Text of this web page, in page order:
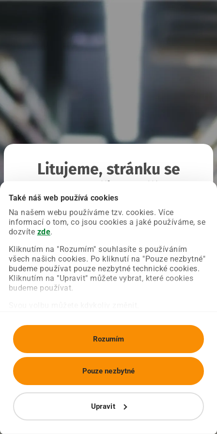
Také náš web používá cookies
Na našem webu používáme tzv. cookies. Více
informací o tom, co jsou cookies a jaké používáme, se
dozvíte zde.
Kliknutím na "Rozumím" souhlasíte s používáním
všech našich cookies. Po kliknutí na "Pouze nezbytné"
budeme používat pouze nezbytné technické cookies.
Kliknutím na "Upravit" můžete vybrat, které cookies
budeme používat.
Rozumím
Upravit
Pouze nezbytné
Litujeme, stránku se
Chyba nastala na naší straně a už ji opravujeme.
Zkuste prosím znovu načíst požadovanou stránku.
Obnovit stránku Úvodní strana